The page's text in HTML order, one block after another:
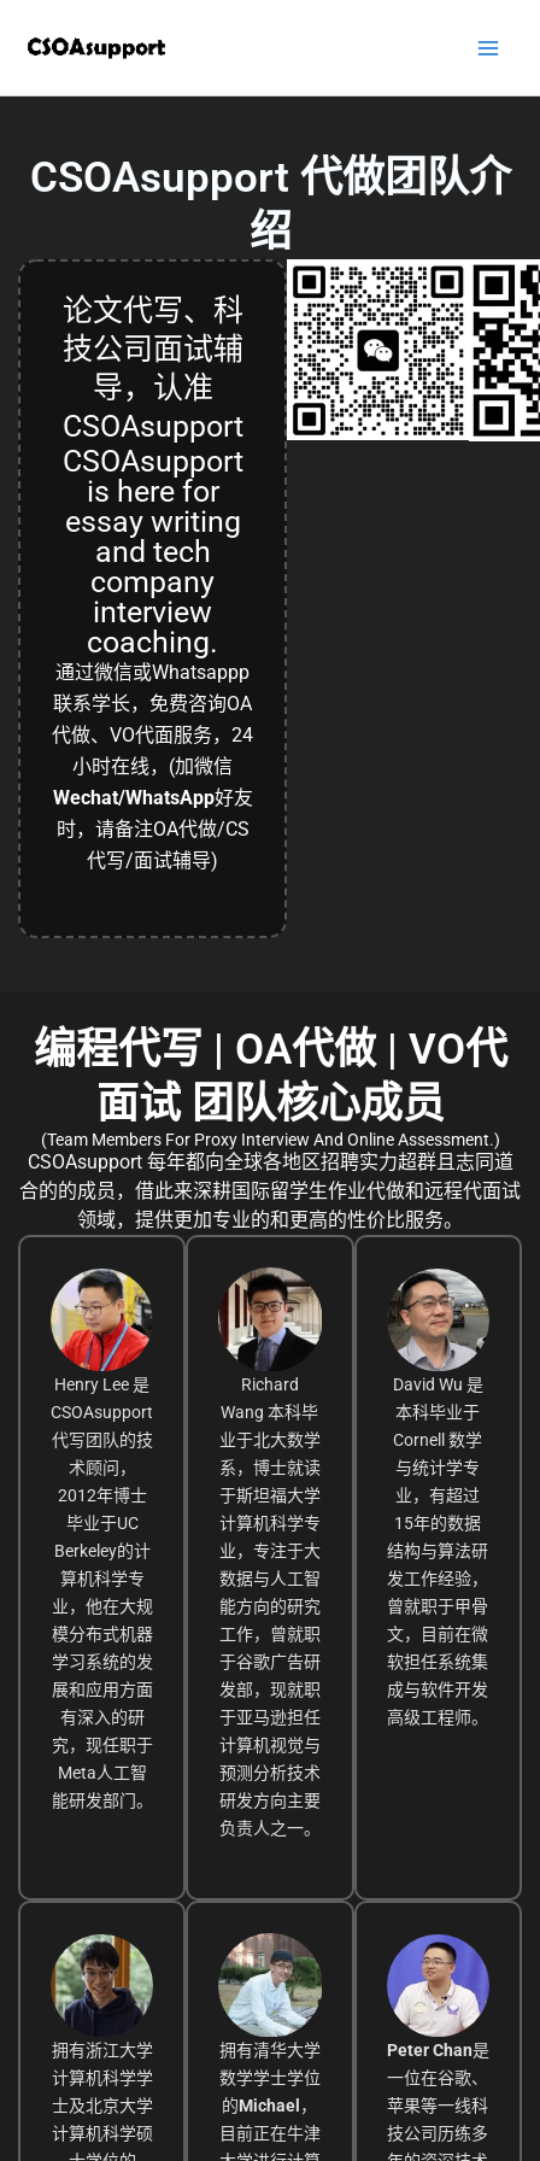
CSOAsupport 代做团队介
绍
论文代写、科
技公司面试辅
导，认准
CSOAsupport
CSOAsupport
is here for
essay writing
and tech
company
interview
coaching.
通过微信或Whatsappp
联系学长，免费咨询OA
代做、VO代面服务，24
小时在线，(加微信
Wechat/WhatsApp好友
时，请备注OA代做/CS
代写/面试辅导)
编程代写 | OA代做 | VO代
面试 团队核心成员
(Team Members For Proxy Interview And Online Assessment.)
CSOAsupport 每年都向全球各地区招聘实力超群且志同道
合的的成员，借此来深耕国际留学生作业代做和远程代面试
领域，提供更加专业的和更高的性价比服务。
Henry Lee 是
CSOAsupport
代写团队的技
术顾问，
2012年博士
毕业于UC
Berkeley的计
算机科学专
业，他在大规
模分布式机器
学习系统的发
展和应用方面
有深入的研
究，现任职于
Meta人工智
能研发部门。
Richard
Wang 本科毕
业于北大数学
系，博士就读
于斯坦福大学
计算机科学专
业，专注于大
数据与人工智
能方向的研究
工作，曾就职
于谷歌广告研
发部，现就职
于亚马逊担任
计算机视觉与
预测分析技术
研发方向主要
负责人之一。
David Wu 是
本科毕业于
Cornell 数学
与统计学专
业，有超过
15年的数据
结构与算法研
发工作经验，
曾就职于甲骨
文，目前在微
软担任系统集
成与软件开发
高级工程师。
拥有浙江大学
计算机科学学
士及北京大学
计算机科学硕
拥有清华大学
数学学士学位
的Michael，
目前正在牛津
Peter Chan是
一位在谷歌、
苹果等一线科
技公司历练多